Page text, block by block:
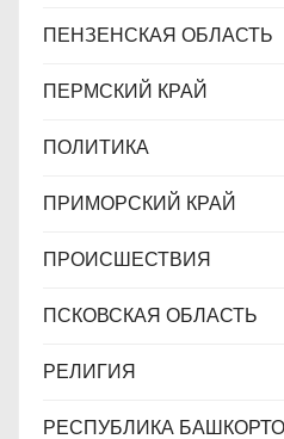
ПЕНЗЕНСКАЯ ОБЛАСТЬ
ПЕРМСКИЙ КРАЙ
ПОЛИТИКА
ПРИМОРСКИЙ КРАЙ
ПРОИСШЕСТВИЯ
ПСКОВСКАЯ ОБЛАСТЬ
РЕЛИГИЯ
РЕСПУБЛИКА